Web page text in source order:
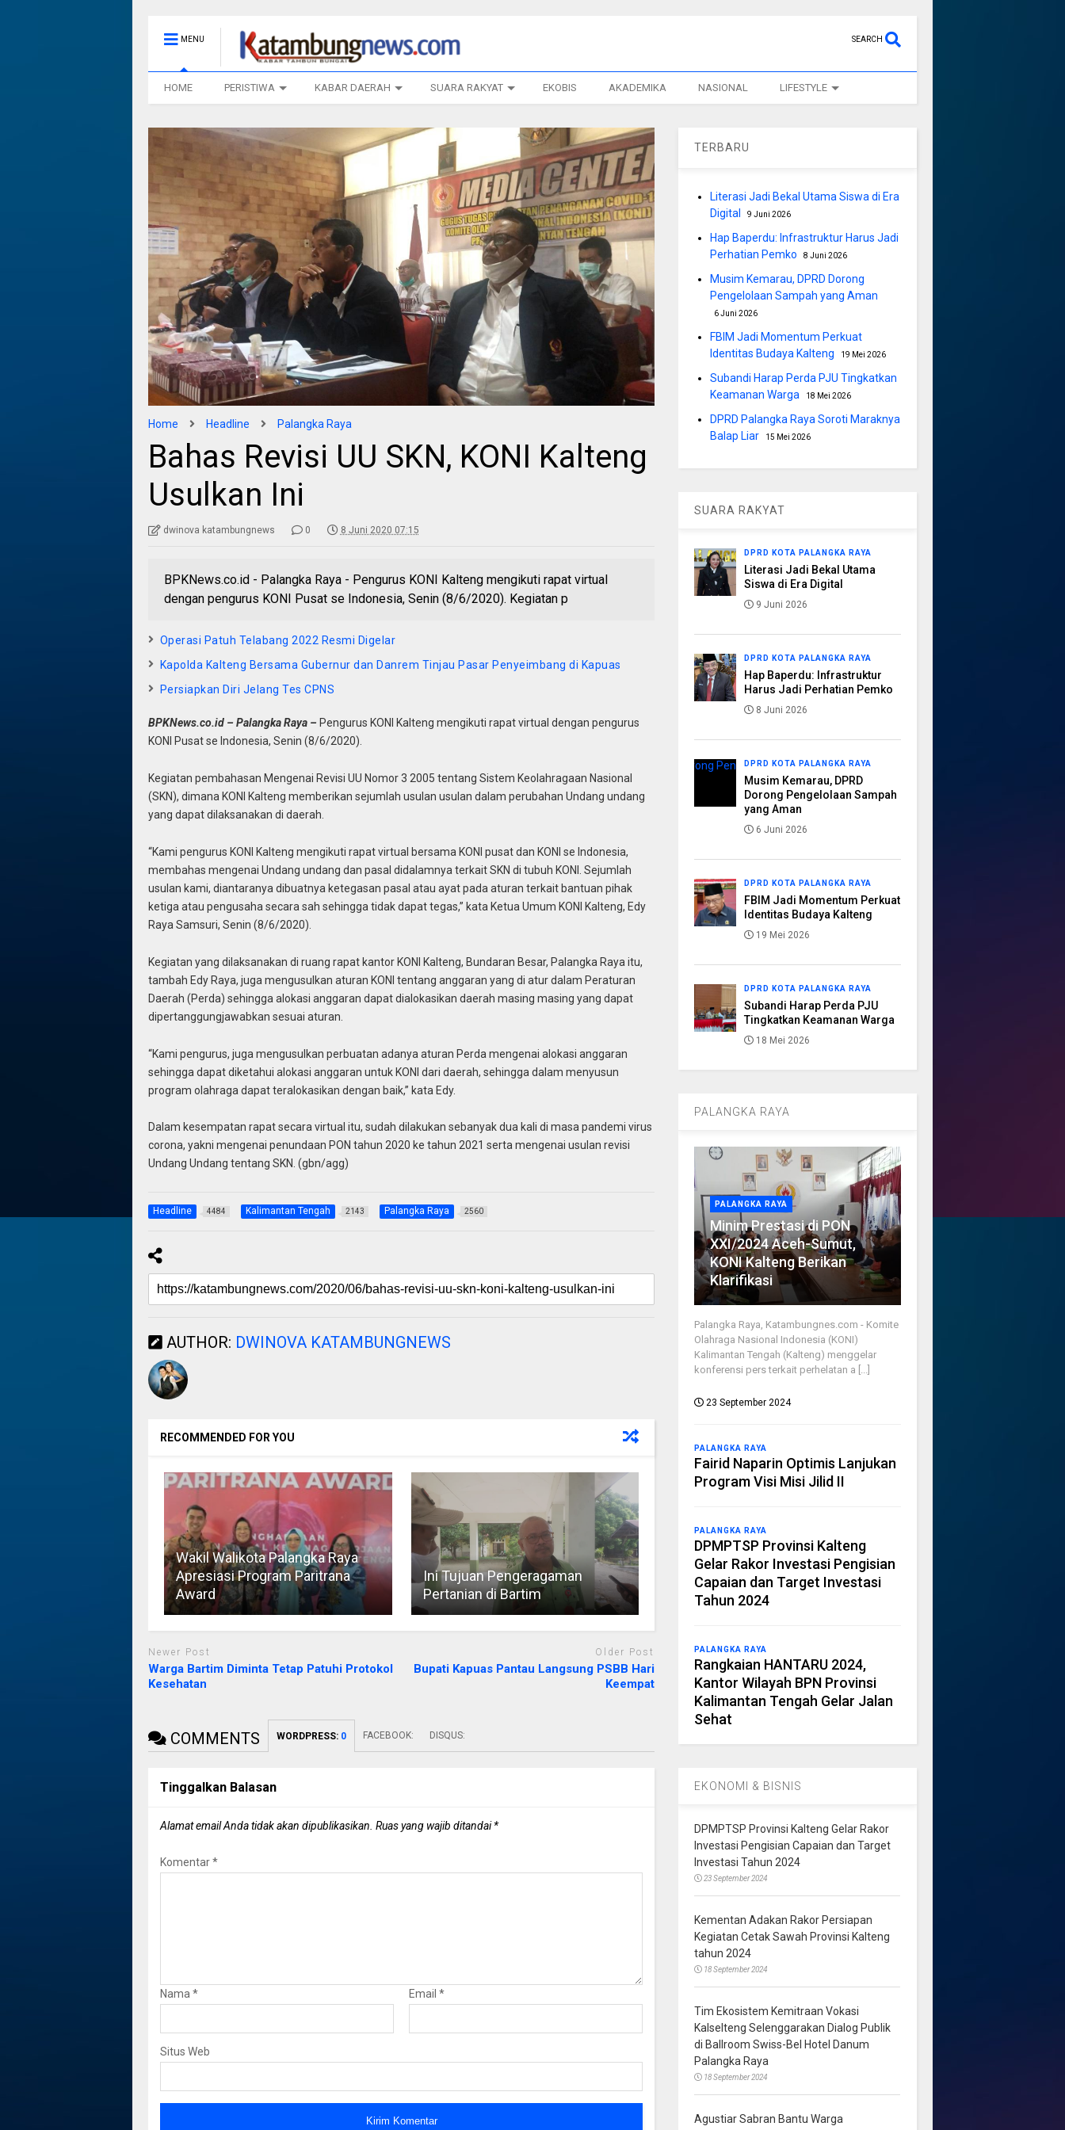
MENU SEARCH
HOME PERISTIWA KABAR DAERAH SUARA RAKYAT EKOBIS AKADEMIKA NASIONAL LIFESTYLE
Home Headline Palangka Raya
Bahas Revisi UU SKN, KONI Kalteng
Usulkan Ini
dwinova katambungnews 0 8 Juni 2020 07:15
BPKNews.co.id - Palangka Raya - Pengurus KONI Kalteng mengikuti rapat virtual
dengan pengurus KONI Pusat se Indonesia, Senin (8/6/2020). Kegiatan p
Operasi Patuh Telabang 2022 Resmi Digelar
Kapolda Kalteng Bersama Gubernur dan Danrem Tinjau Pasar Penyeimbang di Kapuas
Persiapkan Diri Jelang Tes CPNS
BPKNews.co.id – Palangka Raya – Pengurus KONI Kalteng mengikuti rapat virtual dengan pengurus
KONI Pusat se Indonesia, Senin (8/6/2020).
Kegiatan pembahasan Mengenai Revisi UU Nomor 3 2005 tentang Sistem Keolahragaan Nasional
(SKN), dimana KONI Kalteng memberikan sejumlah usulan usulan dalam perubahan Undang undang
yang dapat dilaksanakan di daerah.
“Kami pengurus KONI Kalteng mengikuti rapat virtual bersama KONI pusat dan KONI se Indonesia,
membahas mengenai Undang undang dan pasal didalamnya terkait SKN di tubuh KONI. Sejumlah
usulan kami, diantaranya dibuatnya ketegasan pasal atau ayat pada aturan terkait bantuan pihak
ketiga atau pengusaha secara sah sehingga tidak dapat tegas,” kata Ketua Umum KONI Kalteng, Edy
Raya Samsuri, Senin (8/6/2020).
Kegiatan yang dilaksanakan di ruang rapat kantor KONI Kalteng, Bundaran Besar, Palangka Raya itu,
tambah Edy Raya, juga mengusulkan aturan KONI tentang anggaran yang di atur dalam Peraturan
Daerah (Perda) sehingga alokasi anggaran dapat dialokasikan daerah masing masing yang dapat
dipertanggungjawabkan sesuai aturan.
“Kami pengurus, juga mengusulkan perbuatan adanya aturan Perda mengenai alokasi anggaran
sehingga dapat diketahui alokasi anggaran untuk KONI dari daerah, sehingga dalam menyusun
program olahraga dapat teralokasikan dengan baik,” kata Edy.
Dalam kesempatan rapat secara virtual itu, sudah dilakukan sebanyak dua kali di masa pandemi virus
corona, yakni mengenai penundaan PON tahun 2020 ke tahun 2021 serta mengenai usulan revisi
Undang Undang tentang SKN. (gbn/agg)
Headline 4484 Kalimantan Tengah 2143 Palangka Raya 2560
AUTHOR: DWINOVA KATAMBUNGNEWS
RECOMMENDED FOR YOU
Wakil Walikota Palangka Raya
Apresiasi Program Paritrana
Award
Ini Tujuan Pengeragaman
Pertanian di Bartim
Newer Post
Warga Bartim Diminta Tetap Patuhi Protokol
Kesehatan
Older Post
Bupati Kapuas Pantau Langsung PSBB Hari
Keempat
COMMENTS WORDPRESS: 0 FACEBOOK: DISQUS:
Tinggalkan Balasan
Alamat email Anda tidak akan dipublikasikan. Ruas yang wajib ditandai*
Komentar*
Nama * Email *
Situs Web
TERBARU
Literasi Jadi Bekal Utama Siswa di Era
Digital
9 Juni 2026
Hap Baperdu: Infrastruktur Harus Jadi
Perhatian Pemko
8 Juni 2026
Musim Kemarau, DPRD Dorong
Pengelolaan Sampah yang Aman
6 Juni 2026
FBIM Jadi Momentum Perkuat
Identitas Budaya Kalteng
19 Mei 2026
Subandi Harap Perda PJU Tingkatkan
Keamanan Warga
18 Mei 2026
DPRD Palangka Raya Soroti Maraknya
Balap Liar
15 Mei 2026
SUARA RAKYAT
DPRD KOTA PALANGKA RAYA
Literasi Jadi Bekal Utama
Siswa di Era Digital
9 Juni 2026
DPRD KOTA PALANGKA RAYA
Hap Baperdu: Infrastruktur
Harus Jadi Perhatian Pemko
8 Juni 2026
DPRD KOTA PALANGKA RAYA
Musim Kemarau, DPRD
Dorong Pengelolaan Sampah
yang Aman
6 Juni 2026
DPRD KOTA PALANGKA RAYA
FBIM Jadi Momentum Perkuat
Identitas Budaya Kalteng
19 Mei 2026
DPRD KOTA PALANGKA RAYA
Subandi Harap Perda PJU
Tingkatkan Keamanan Warga
18 Mei 2026
PALANGKA RAYA
PALANGKA RAYA
Minim Prestasi di PON
XXI/2024 Aceh-Sumut,
KONI Kalteng Berikan
Klarifikasi
Palangka Raya, Katambungnes.com - Komite
Olahraga Nasional Indonesia (KONI)
Kalimantan Tengah (Kalteng) menggelar
konferensi pers terkait perhelatan a [...]
23 September 2024
PALANGKA RAYA
Fairid Naparin Optimis Lanjukan
Program Visi Misi Jilid II
PALANGKA RAYA
DPMPTSP Provinsi Kalteng
Gelar Rakor Investasi Pengisian
Capaian dan Target Investasi
Tahun 2024
PALANGKA RAYA
Rangkaian HANTARU 2024,
Kantor Wilayah BPN Provinsi
Kalimantan Tengah Gelar Jalan
Sehat
EKONOMI & BISNIS
DPMPTSP Provinsi Kalteng Gelar Rakor
Investasi Pengisian Capaian dan Target
Investasi Tahun 2024
23 September 2024
Kementan Adakan Rakor Persiapan
Kegiatan Cetak Sawah Provinsi Kalteng
tahun 2024
18 September 2024
Tim Ekosistem Kemitraan Vokasi
Kalselteng Selenggarakan Dialog Publik
di Ballroom Swiss-Bel Hotel Danum
Palangka Raya
18 September 2024
Agustiar Sabran Bantu Warga